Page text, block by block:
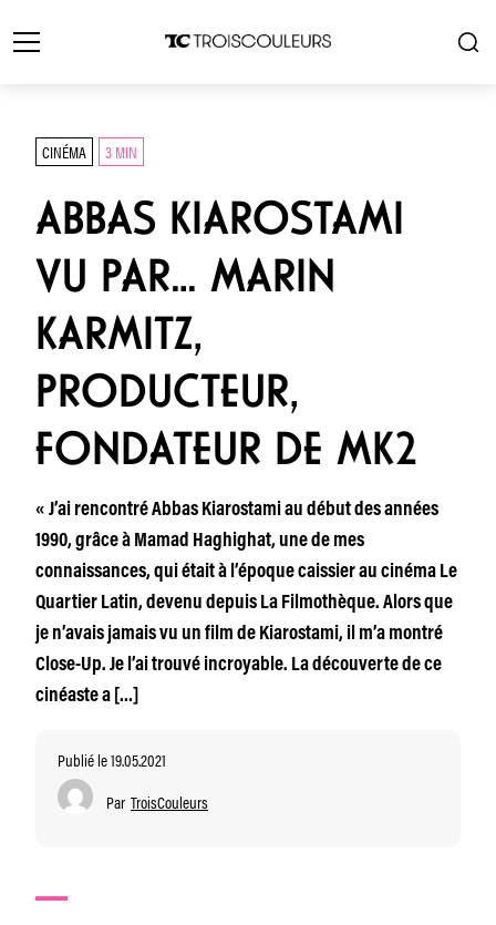
CINÉMA 3 MIN
ABBAS KIAROSTAMI
VU PAR… MARIN
KARMITZ,
PRODUCTEUR,
FONDATEUR DE MK2
« J’ai rencontré Abbas Kiarostami au début des années
1990, grâce à Mamad Haghighat, une de mes
connaissances, qui était à l’époque caissier au cinéma Le
Quartier Latin, devenu depuis La Filmothèque. Alors que
je n’avais jamais vu un film de Kiarostami, il m’a montré
Close-Up. Je l’ai trouvé incroyable. La découverte de ce
cinéaste a […]
Publié le 19.05.2021
Par TroisCouleurs